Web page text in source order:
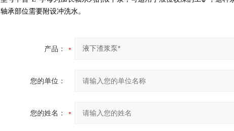
轴承部位需要附设冲洗水。
产品：
您的单位：
您的姓名：